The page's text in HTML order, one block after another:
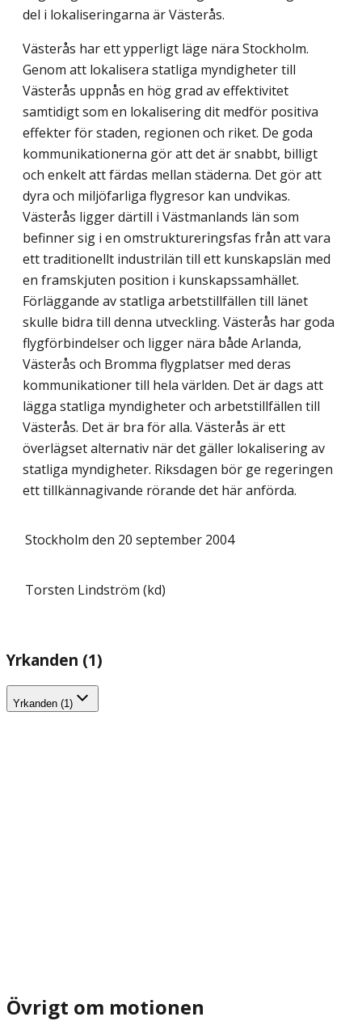
del i lokaliseringarna är Västerås.
Västerås har ett ypperligt läge nära Stockholm.
Genom att lokalisera statliga myndigheter till
Västerås uppnås en hög grad av effektivitet
samtidigt som en lokalisering dit medför positiva
effekter för staden, regionen och riket. De goda
kommunikationerna gör att det är snabbt, billigt
och enkelt att färdas mellan städerna. Det gör att
dyra och miljöfarliga flygresor kan undvikas.
Västerås ligger därtill i Västmanlands län som
befinner sig i en omstruktureringsfas från att vara
ett traditionellt industrilän till ett kunskapslän med
en framskjuten position i kunskapssamhället.
Förläggande av statliga arbetstillfällen till länet
skulle bidra till denna utveckling. Västerås har goda
flygförbindelser och ligger nära både Arlanda,
Västerås och Bromma flygplatser med deras
kommunikationer till hela världen. Det är dags att
lägga statliga myndigheter och arbetstillfällen till
Västerås. Det är bra för alla. Västerås är ett
överlägset alternativ när det gäller lokalisering av
statliga myndigheter. Riksdagen bör ge regeringen
ett tillkännagivande rörande det här anförda.
Stockholm den 20 september 2004
Torsten Lindström (kd)
Yrkanden (1)
Yrkanden (1)
Övrigt om motionen